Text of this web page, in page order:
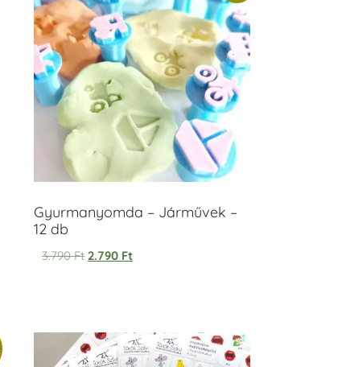
Gyurmanyomda – Járművek –
12 db
3.790Ft 2.790 Ft